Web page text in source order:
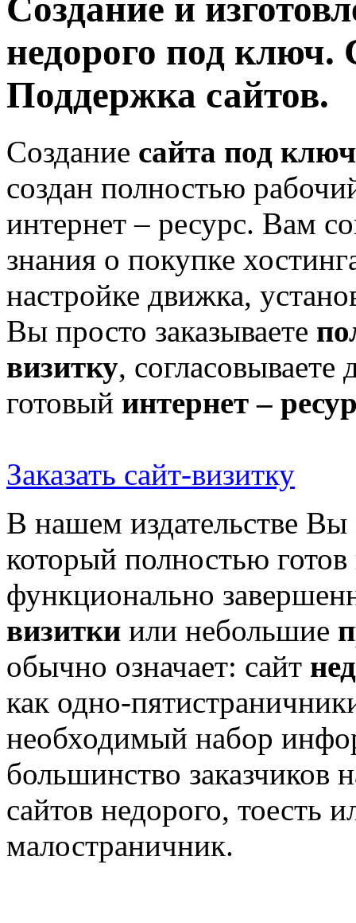
Создание и
недорого под
Поддержка сайтов.
Создание сайта под ключ
создан полностью
интернет – ресурс. Вам
знания о покупке
настройке движка,
Вы просто заказываете
визитку,
готовый интернет –
Заказать сайт-визитку
В нашем издательстве
который полностью
функционально
визитки или небольшие
обычно означает: сайт
как одно-
необходимый набор
большинство заказчиков
сайтов недорого, тоесть
малостраничник.